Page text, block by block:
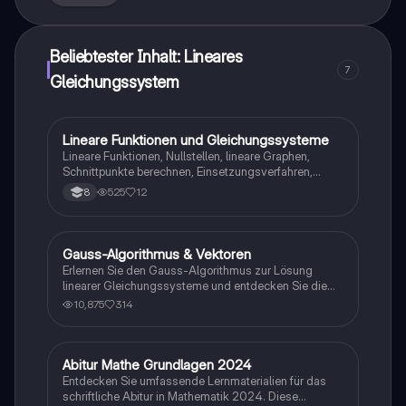
Beliebtester Inhalt: Lineares
Gleichungssystem
7
Mathe
Lineare Funktionen und Gleichungssysteme
Lineare Funktionen, Nullstellen, lineare Graphen,
Schnittpunkte berechnen, Einsetzungsverfahren,
Gleichsetzungsverfahren und Additionsverfahren
Quelle: Studyfix
8 525 12
Mathe
Gauss-Algorithmus & Vektoren
Erlernen Sie den Gauss-Algorithmus zur Lösung
linearer Gleichungssysteme und entdecken Sie die
Eigenschaften von Vektoren im dreidimensionalen
Abständen zwischen Punkten und Ebenen. Ideal für
Studierende der Mathematik und
Ingenieurwissenschaften.
10,875 314
Mathe
Abitur Mathe Grundlagen 2024
Entdecken Sie umfassende Lernmaterialien für das
schriftliche Abitur in Mathematik 2024. Diese